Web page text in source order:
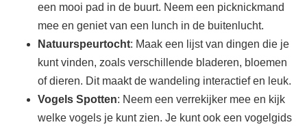
een mooi pad in de buurt. Neem een picknickmand
mee en geniet van een lunch in de buitenlucht.
Natuurspeurtocht: Maak een lijst van dingen die je
kunt vinden, zoals verschillende bladeren, bloemen
of dieren. Dit maakt de wandeling interactief en leuk.
Vogels Spotten: Neem een verrekijker mee en kijk
welke vogels je kunt zien. Je kunt ook een vogelgids